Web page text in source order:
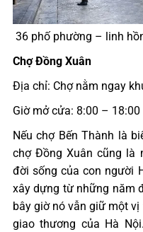
36 phố phường – linh
Chợ Đồng Xuân
Địa chỉ: Chợ nằm ngay
Giờ mở cửa: 8:00 – 18:00
Nếu chợ Bến Thành là
chợ Đồng Xuân cũng là
đời sống của con người
xây dựng từ những năm
bây giờ nó vẫn giữ một
giao thương của Hà